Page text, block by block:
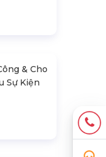
& Cho
Sự Kiện